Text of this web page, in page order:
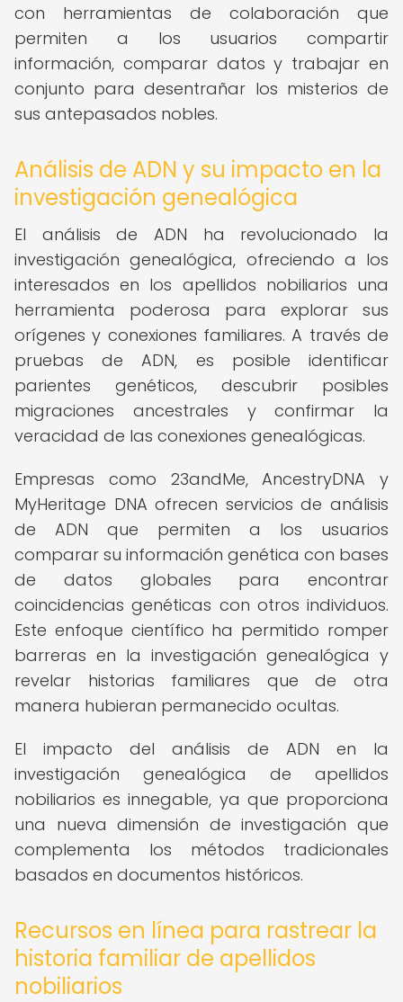
con herramientas de colaboración que
permiten a los usuarios compartir
información, comparar datos y trabajar en
conjunto para desentrañar los misterios de
sus antepasados nobles.
Análisis de ADN y su impacto en la
investigación genealógica
El análisis de ADN ha revolucionado la
investigación genealógica, ofreciendo a los
interesados en los apellidos nobiliarios una
herramienta poderosa para explorar sus
orígenes y conexiones familiares. A través de
pruebas de ADN, es posible identificar
parientes genéticos, descubrir posibles
migraciones ancestrales y confirmar la
veracidad de las conexiones genealógicas.
Empresas como 23andMe, AncestryDNA y
MyHeritage DNA ofrecen servicios de análisis
de ADN que permiten a los usuarios
comparar su información genética con bases
de datos globales para encontrar
coincidencias genéticas con otros individuos.
Este enfoque científico ha permitido romper
barreras en la investigación genealógica y
revelar historias familiares que de otra
manera hubieran permanecido ocultas.
El impacto del análisis de ADN en la
investigación genealógica de apellidos
nobiliarios es innegable, ya que proporciona
una nueva dimensión de investigación que
complementa los métodos tradicionales
basados en documentos históricos.
Recursos en línea para rastrear la
historia familiar de apellidos
nobiliarios